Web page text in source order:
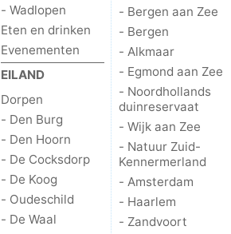
- Wadlopen
Eten en drinken
Evenementen
EILAND
Dorpen
- Den Burg
- Den Hoorn
- De Cocksdorp
- De Koog
- Oudeschild
- De Waal
- Bergen aan Zee
- Bergen
- Alkmaar
- Egmond aan Zee
- Noordhollands
duinreservaat
- Wijk aan Zee
- Natuur Zuid-
Kennermerland
- Amsterdam
- Haarlem
- Zandvoort